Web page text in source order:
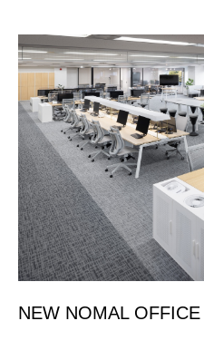
NEW NOMAL OFFICE